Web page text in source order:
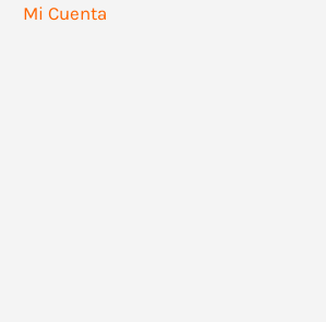
Mi Cuenta